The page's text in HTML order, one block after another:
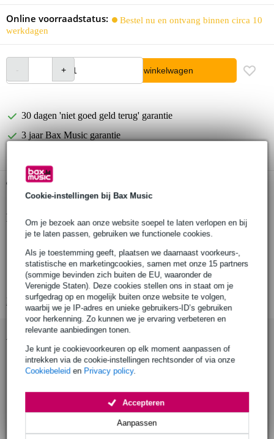
Cookie-instellingen bij Bax Music
Om je bezoek aan onze website soepel te laten verlopen en bij
je te laten passen, gebruiken we functionele cookies.
Als je toestemming geeft, plaatsen we daarnaast voorkeurs-,
statistische en marketingcookies, samen met onze 15 partners
(sommige bevinden zich buiten de EU, waaronder de
Verenigde Staten). Deze cookies stellen ons in staat om je
surfgedrag op en mogelijk buiten onze website te volgen,
waarbij we je IP-adres en unieke gebruikers-ID’s gebruiken
voor herkenning. Zo kunnen we je ervaring verbeteren en
relevante aanbiedingen tonen.
Je kunt je cookievoorkeuren op elk moment aanpassen of
intrekken via de cookie-instellingen rechtsonder of via onze
Cookiebeleid en Privacy policy.
Aanpassen
Accepteren
Online voorraadstatus:
Bestel nu en ontvang binnen circa 10
werkdagen
In winkelwagen
30 dagen 'niet goed geld terug' garantie
3 jaar Bax Music garantie
Gratis ophalen in de winkel
Productinformatie
productnaam: Doughty T58600 USA Clamp Basic
geschikt voor buisdiameter: Ø48-51mm (1.89” - 2.01”)
materiaal: hoofdlichaam van AW6082 T6 aluminium, roll pins van
roestvrij staal, oogbout van grade 8.8
Bekijk alle productspecificaties
Accessoires (9)